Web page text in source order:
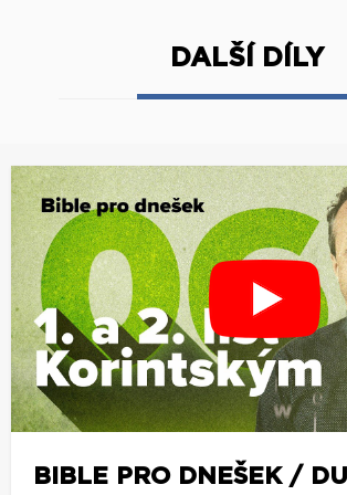
DALŠÍ DÍLY
BIBLE PRO DNEŠEK /